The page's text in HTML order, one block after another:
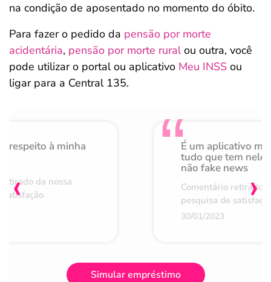
na condição de aposentado no momento do óbito.
Para fazer o pedido da pensão por morte
acidentária, pensão por morte ruralou outra, você
pode utilizar o portal ou aplicativo Meu INSS ou
ligar para a Central 135.
respeito à minha
da nossa
É um aplicativo
tudo que tem nele
não fake news
Comentário retirado
pesquisa de
30/01/2023
‹ ›
Simular empréstimo